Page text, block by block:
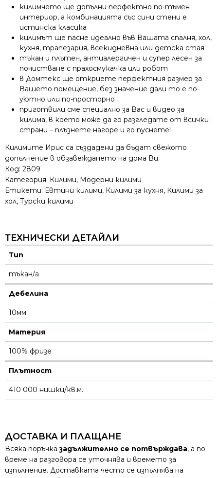
килимчето ще допълни перфектно по-тъмен
интериор, а комбинацията със сини стени е
истинска класика
килимът ще пасне идеално във Вашата спалня, хол,
кухня, трапезария, всекидневна или детска стая
тъкан и плътен, антиалергичен и супер лесен за
почистване с прахосмукачка или робот
в Домтекс ще откриете перфектния размер за
Вашето помещение, без значение дали то е по-
уютно или по-просторно
приготвили сме специално за Вас и видео за
килима, в което може да го разгледате от всички
страни – плъзнете нагоре и го пуснете!
Килимите Ирис са създадени да бъдат свежото
допълнение в обзавеждането на дома Ви.
Код: 2809
Категория: Килими, Модерни килими
Етикети: Евтини килими, Килими за кухня, Килими за
хол, Турски килими
ТЕХНИЧЕСКИ ДЕТАЙЛИ
Тип
тъкан/а
Дебелина
10мм
Материя
100% фризе
Плътност
410 000 нишки/кв.м.
ДОСТАВКА И ПЛАЩАНЕ
Всяка поръчказадължително се потвърждава, а по
време на разговора се уточнява и времето за
изпълнение. Доставката често се изпълнява на